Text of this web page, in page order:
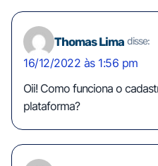
Thomas Lima disse:
16/12/2022 às 1:56 pm
Oii! Como funciona o
plataforma?